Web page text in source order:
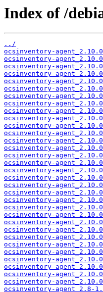
Index of /
../
ocsinventory-
ocsinventory-
ocsinventory-
ocsinventory-
ocsinventory-
ocsinventory-
ocsinventory-
ocsinventory-
ocsinventory-
ocsinventory-
ocsinventory-
ocsinventory-
ocsinventory-
ocsinventory-
ocsinventory-
ocsinventory-
ocsinventory-
ocsinventory-
ocsinventory-
ocsinventory-
ocsinventory-
ocsinventory-
ocsinventory-
ocsinventory-
ocsinventory-
ocsinventory-
ocsinventory-
ocsinventory-
ocsinventory-
ocsinventory-
ocsinventory-
ocsinventory-
ocsinventory-agent_2.8-